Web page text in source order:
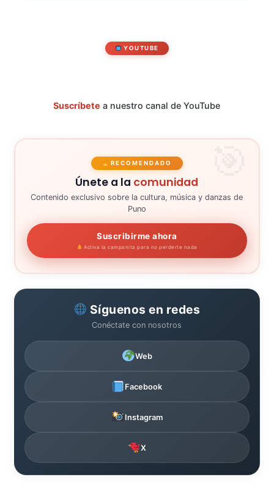
YOUTUBE
Suscríbete a nuestro canal de YouTube
RECOMENDADO
Únete a la comunidad
Contenido exclusivo sobre la cultura, música y danzas de
Puno
Suscribirme ahora
Activa la campanita para no perderte nada
Síguenos en redes
Conéctate con nosotros
Web
Facebook
Instagram
X